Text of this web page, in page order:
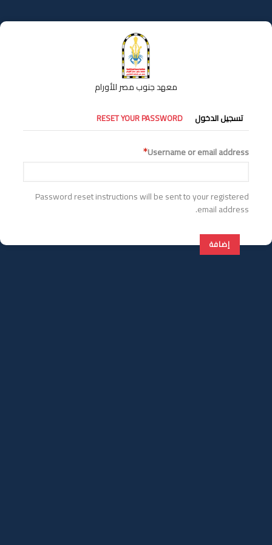
إلى
المحتوى
معهد جنوب مصر للأورام
التبويبات
الأساسية
تسجيل الدخول RESET YOUR PASSWORD
Username or email address
Password reset instructions will be sent to your registered
email address.